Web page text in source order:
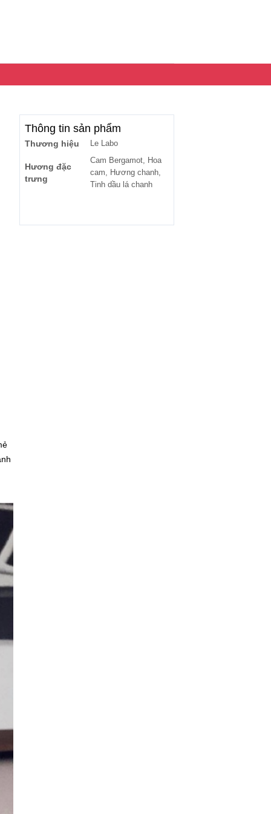
Thông tin sản phẩm
Thương hiệu Le Labo
Hương đặc
trưng
Cam Bergamot, Hoa
cam, Hương chanh,
Tinh dầu lá chanh